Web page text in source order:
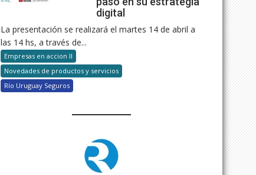
digital
La presentación se realizará el martes 14 de abril a
las 14 hs, a través de...
Empresas en accion II
Novedades de productos y servicios
Río Uruguay Seguros